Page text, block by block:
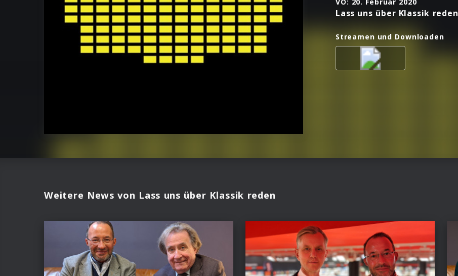
Lass uns über Klassik reden
Streamen und Downloaden
Weitere News von Lass uns über Klassik reden